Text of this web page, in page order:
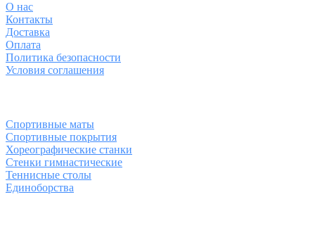
О нас
Контакты
Доставка
Оплата
Политика безопасности
Условия соглашения
Спортивные маты
Спортивные покрытия
Хореографические станки
Стенки гимнастические
Теннисные столы
Единоборства